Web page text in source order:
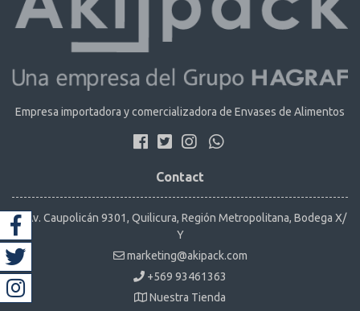
Empresa importadora y comercializadora de Envases de Alimentos
Contact
Av. Caupolicán 9301, Quilicura, Región Metropolitana, Bodega X/
Y
marketing@akipack.com
+569 93461363
Nuestra Tienda